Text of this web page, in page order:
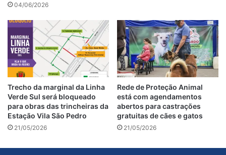
04/06/2026
Trecho da marginal da Linha
Verde Sul será bloqueado
para obras das trincheiras da
Estação Vila São Pedro
21/05/2026
Rede de Proteção Animal
está com agendamentos
abertos para castrações
gratuitas de cães e gatos
21/05/2026